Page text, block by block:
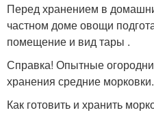
Перед хранением в
частном доме овощи
помещение и вид тары .
Справка! Опытные
хранения средние
Как готовить и хранить